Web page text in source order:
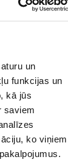
un
funkcijas un
kā jūs
saviem
ko viņiem
izturīga
pār
vienkāršs -